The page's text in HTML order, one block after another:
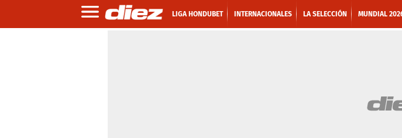
LIGA HONDUBET INTERNACIONALES LA SELECCIÓN MUNDIAL